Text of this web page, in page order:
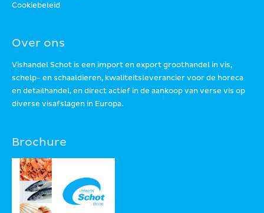
Cookiebeleid
Over ons
Vishandel Schot is een import en export groothandel in vis,
schelp- en schaaldieren, kwaliteitsleverancier voor de horeca
en detailhandel, en direct actief in de aankoop van verse vis op
diverse visafslagen in Europa.
Brochure